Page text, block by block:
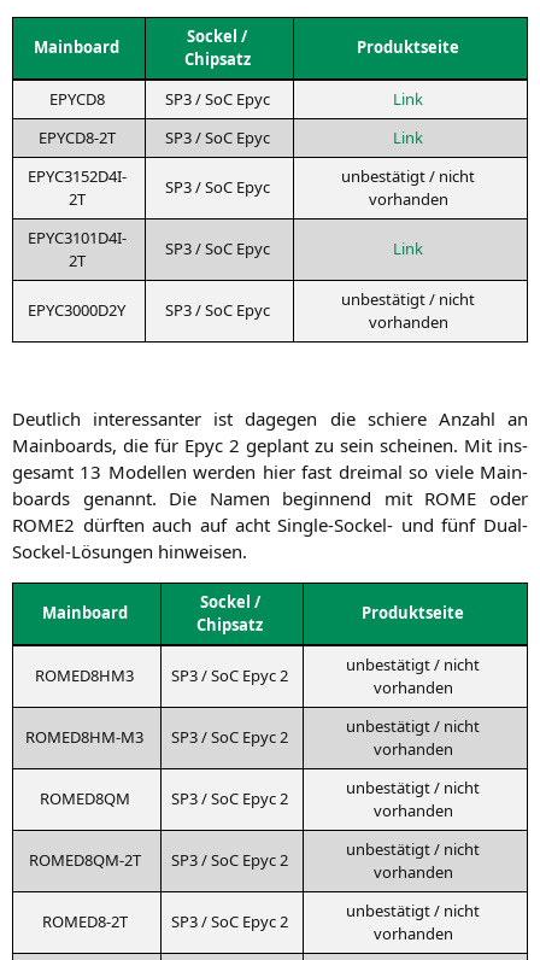
Main­board
Sockel /
Chipsatz
Pro­dukt­sei­te
EPYCD8 SP3/ SoC Epyc
Link
EPYCD8-2T
SP3/ SoC Epyc
Link
EPYC3152D4I-
2T
SP3/ SoC Epyc
unbe­stä­tigt / nicht
vorhanden
EPYC3101D4I-
2T
SP3/ SoC Epyc Link
EPYC3000D2Y SP3/ SoC Epyc
unbe­stä­tigt / nicht
vorhanden
Deut­lich inter­es­san­ter ist dage­gen die schie­re Anzahl an
Main­boards, die für Epyc 2 geplant zu sein schei­nen. Mit ins­
ge­samt 13 Model­len wer­den hier fast drei­mal so vie­le Main­
boards genannt. Die Namen begin­nend mit ROME oder
ROME2 dürf­ten auch auf acht Sin­gle-Sockel- und fünf Dual-
Sockel-Lösun­gen hinweisen.
Main­board
Sockel /
Chipsatz
Pro­dukt­sei­te
ROMED8HM3 SP3/ SoC Epyc 2
unbe­stä­tigt / nicht
vorhanden
ROMED8HM-M3 SP3/ SoC Epyc 2
unbe­stä­tigt / nicht
vorhanden
ROMED8QM SP3/ SoC Epyc 2
unbe­stä­tigt / nicht
vorhanden
ROMED8QM-2T SP3/ SoC Epyc 2
unbe­stä­tigt / nicht
vorhanden
ROMED8-2T SP3/ SoC Epyc 2
unbe­stä­tigt / nicht
vorhanden